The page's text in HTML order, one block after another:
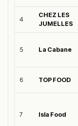
4
CHEZ LES
JUMELLES
5 La Cabane
6 TOP FOOD
7 Isla Food